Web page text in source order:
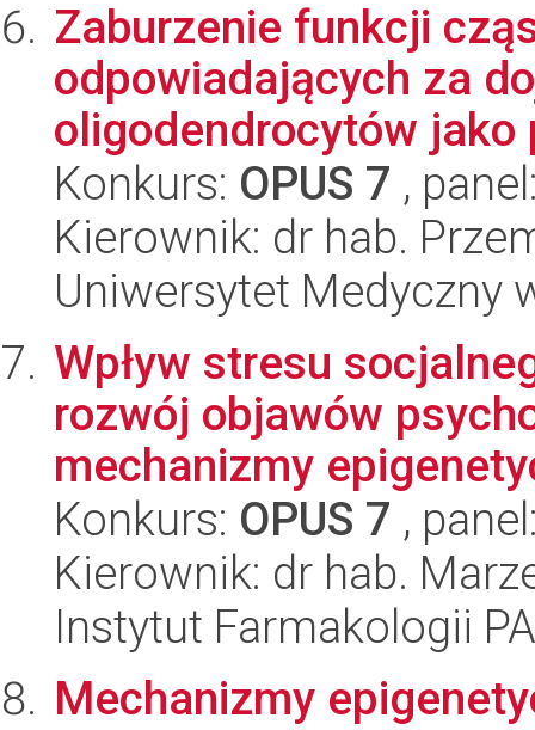
Zaburzenie funkcji
odpowiadających za
oligodendrocytów jako
Konkurs: OPUS 7 ,
Kierownik: dr hab.
Uniwersytet Medyczny
Wpływ stresu
rozwój objawów
mechanizmy
Konkurs: OPUS 7 ,
Kierownik: dr hab.
Instytut Farmakologii
Mechanizmy